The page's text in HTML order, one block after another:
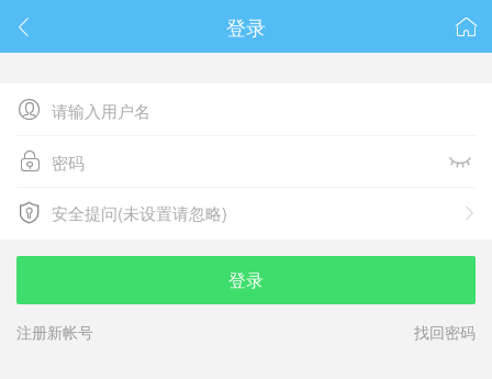
 
登录

 
 
安全提问(未设置请忽略)
安全提问(未设置请忽略)
登录
注册新帐号 找回密码